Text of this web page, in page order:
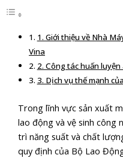
1. Giới thiệu về Nhà
Vina
2. Công tác huấn
3. Dịch vụ thế mạnh
Trong lĩnh vực sản xuất
lao động và vệ sinh công
trì năng suất và chất
quy định của Bộ Lao